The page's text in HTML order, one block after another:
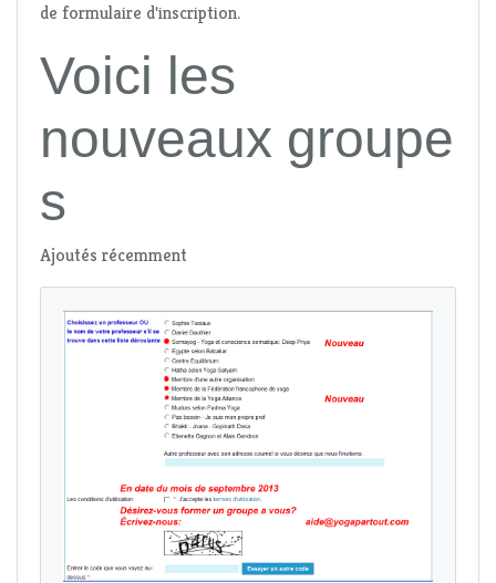
de formulaire d'inscription.
Voici les
nouveaux groupe
s
Ajoutés récemment